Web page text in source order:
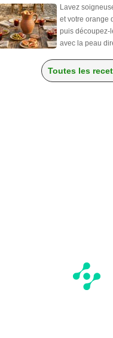
Lavez
et votre orange
puis découpez-
avec la peau
Toutes les